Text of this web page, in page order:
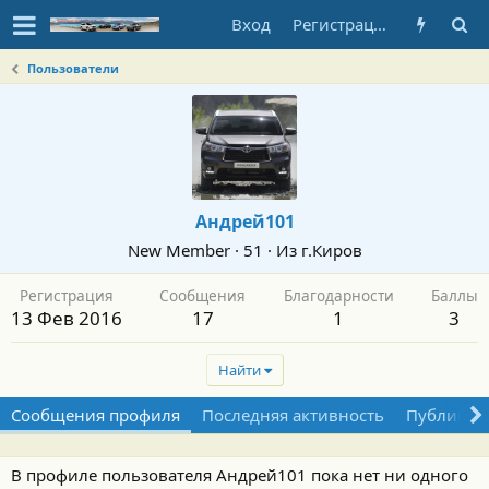
Вход Регистрация
Пользователи
Андрей101
New Member · 51 · Из г.Киров
Регистрация
13 Фев 2016
Сообщения
17
Благодарности
1
Баллы
3
Найти
Сообщения профиля Последняя активность
В профиле пользователя Андрей101 пока нет ни одного